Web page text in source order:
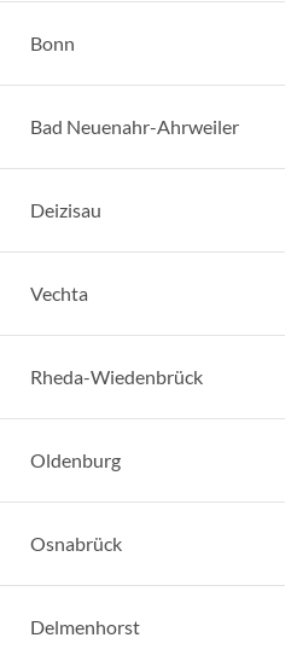
Bonn
Bad Neuenahr-Ahrweiler
Deizisau
Vechta
Rheda-Wiedenbrück
Oldenburg
Osnabrück
Delmenhorst